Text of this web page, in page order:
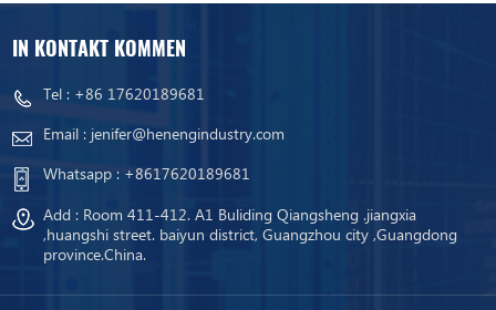
IN KONTAKT KOMMEN
Tel : +86 17620189681
Email : jenifer@henengindustry.com
Whatsapp : +8617620189681
Add : Room 411-412. A1 Buliding Qiangsheng .jiangxia
,huangshi street. baiyun district, Guangzhou city ,Guangdong
province.China.